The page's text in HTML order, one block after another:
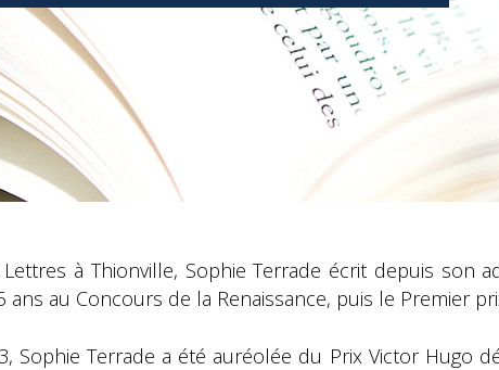
à Thionville, Sophie Terrade écrit depuis son
ans au Concours de la Renaissance, puis le Premier
Sophie Terrade a été auréolée du Prix Victor Hugo